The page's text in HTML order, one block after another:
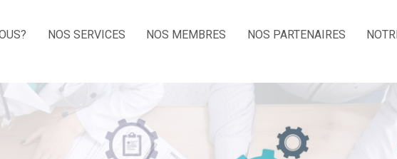
NOS SERVICES NOS MEMBRES NOS PARTENAIRES